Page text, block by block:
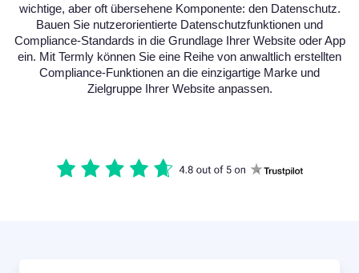
wichtige, aber oft übersehene Komponente: den Datenschutz.
Bauen Sie nutzerorientierte Datenschutzfunktionen und
Compliance-Standards in die Grundlage Ihrer Website oder App
ein. Mit Termly können Sie eine Reihe von anwaltlich erstellten
Compliance-Funktionen an die einzigartige Marke und
Zielgruppe Ihrer Website anpassen.